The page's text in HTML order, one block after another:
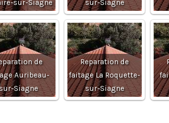
sur-Siagne
sur-Siagne
de
Auribeau-
Siagne
Reparation de
faitage La Roquette-
sur-Siagne